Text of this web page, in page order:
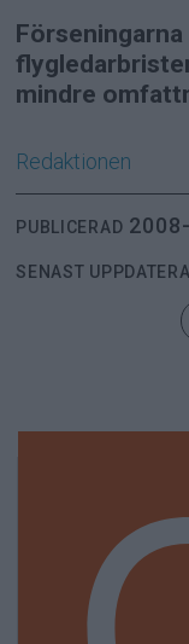
mindre
Redaktionen
PUBLICERAD
SENAST